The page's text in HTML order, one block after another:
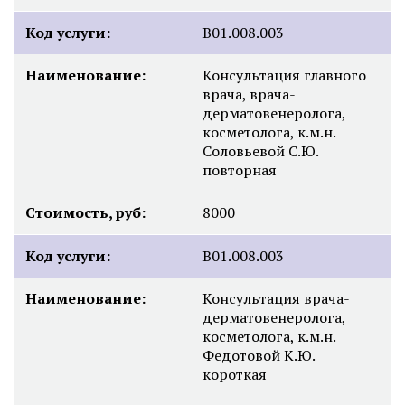
Код услуги: B01.008.003
Наименование:
Консультация главного
врача, врача-
дерматовенеролога,
косметолога, к.м.н.
Соловьевой С.Ю.
повторная
Стоимость, руб: 8000
Код услуги: B01.008.003
Наименование:
Консультация врача-
дерматовенеролога,
косметолога, к.м.н.
Федотовой К.Ю.
короткая